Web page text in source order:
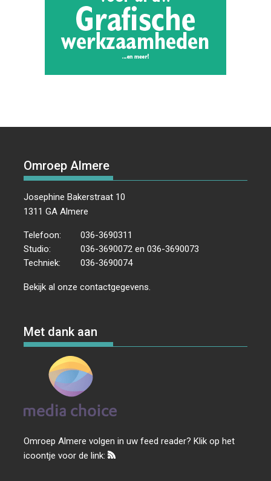
Omroep Almere
Josephine Bakerstraat 10
1311 GA Almere
Telefoon:
036-3690311
Studio:
036-3690072 en 036-3690073
Techniek:
036-3690074
Bekijk al onzecontactgegevens.
Met dank aan
Omroep Almere volgen in uw feed reader? Klik op het
icoontje voor de link: